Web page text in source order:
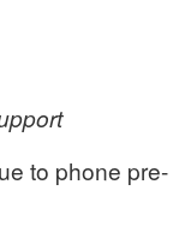
to phone pre-